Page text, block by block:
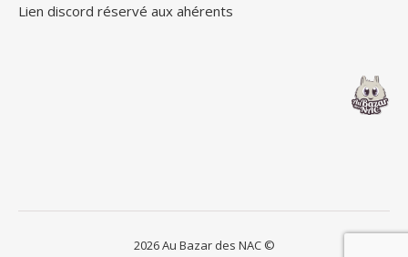
Lien discord réservé aux ahérents
2026 Au Bazar des NAC ©